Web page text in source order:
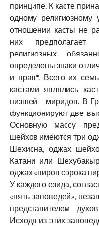
принципе. К касте
одному религиозному
отношении касты не
них предполагает
религиозных
определены знаки
и прав*. Всего их
кастами являлись
низшей миридов. В
функционируют две
Основную массу
шейхов имеются три
Шехисна, оджах
Катани или
оджах «пиров сорока
У каждого езида,
«пять заповедей»,
представителем
Исходя из этих